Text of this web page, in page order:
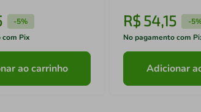
-5%
com Pix
ao carrinho
R$54,15 -
No pagamento com
Adicionar